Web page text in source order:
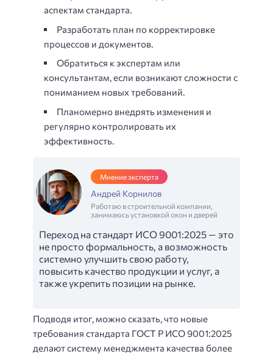
аспектам стандарта.
Разработать план по корректировке
процессов и документов.
Обратиться к экспертам или
консультантам, если возникают сложности с
пониманием новых требований.
Планомерно внедрять изменения и
регулярно контролировать их
эффективность.
Мнение эксперта
Андрей Корнилов
Работаю в строительной компании,
занимаюсь установкой окон и дверей
Переход на стандарт ИСО 9001:2025 — это
не просто формальность, а возможность
системно улучшить свою работу,
повысить качество продукции и услуг, а
также укрепить позиции на рынке.
Подводя итог, можно сказать, что новые
требования стандарта ГОСТ Р ИСО 9001:2025
делают систему менеджмента качества более